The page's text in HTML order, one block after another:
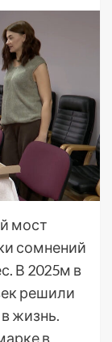
мост
сомнений
В 2025м в
решили
жизнь.
в